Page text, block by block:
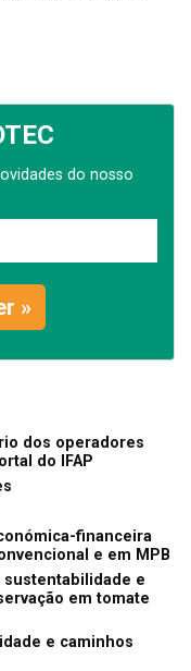
do nosso
»
dos operadores
do IFAP
financeira
e em MPB
sustentabilidade e
em tomate
e caminhos